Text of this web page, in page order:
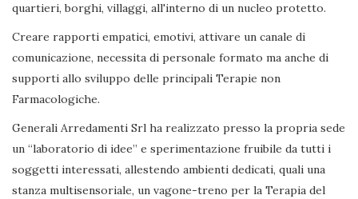
quartieri, borghi, villaggi, all'interno di un nucleo protetto.
Creare rapporti empatici, emotivi, attivare un canale di
comunicazione, necessita di personale formato ma anche di
supporti allo sviluppo delle principali Terapie non
Farmacologiche.
Generali Arredamenti Srl ha realizzato presso la propria sede
un “laboratorio di idee” e sperimentazione fruibile da tutti i
soggetti interessati, allestendo ambienti dedicati, quali una
stanza multisensoriale, un vagone-treno per la Terapia del